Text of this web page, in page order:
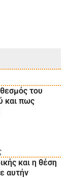
του
και πως
και η θέση
αυτήν